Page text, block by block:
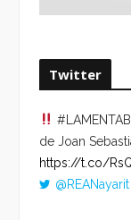
Twitter
de Joan
https://t.co/
@REANayarit